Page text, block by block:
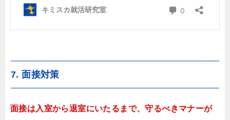
7. 面接対策
面接は入室から退室にいたるまで、守るべきマナーが